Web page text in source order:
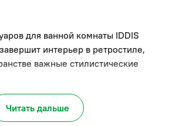
для ванной комнаты IDDIS
интерьер в ретростиле,
важные стилистические
в бронзовом цвете и имеют
В коллекцию IDDIS Oldie входят
мыльница, держатель и ёрш
Читать дальше